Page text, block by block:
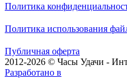
Политика
Политика использования
Публичная оферта
2012-2026 © Часы Удачи -
Разработано в